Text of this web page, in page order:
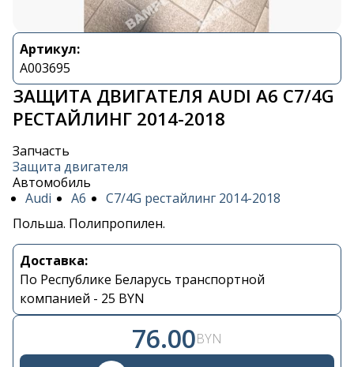
Артикул:
A003695
ЗАЩИТА ДВИГАТЕЛЯ AUDI A6 C7/4G
РЕСТАЙЛИНГ 2014-2018
Запчасть
Защита двигателя
Автомобиль
Audi
A6
C7/4G рестайлинг 2014-2018
Польша. Полипропилен.
Доставка:
По Республике Беларусь транспортной
компанией - 25 BYN
76.00BYN
Контакты
+375 29 870 15 80